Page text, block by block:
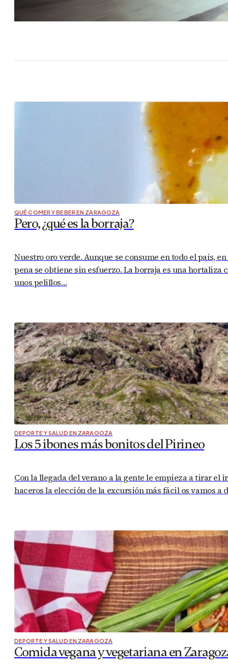
QUÉ COMER Y BEBER EN ZARAGOZA
Pero, ¿qué es la borraja?
Nuestro oro verde. Aunque se consume en todo el país,
pena se obtiene sin esfuerzo. La borraja es una
unos pelillos…
DEPORTE Y SALUD EN ZARAGOZA
Los 5 ibones más bonitos del Pirineo
Con la llegada del verano a la gente le empieza a tirar el
haceros la elección de la excursión más fácil os vamos a
DEPORTE Y SALUD EN ZARAGOZA
Comida vegana y vegetariana en